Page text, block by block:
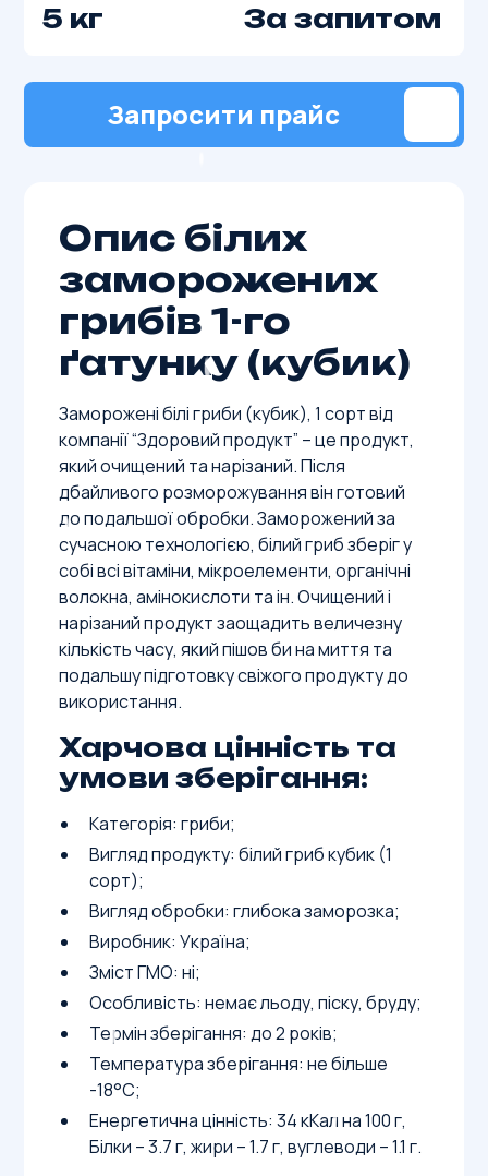
5 кг За запитом
Запросити прайс
Опис білих
заморожених
грибів 1-го
ґатунку (кубик)
Заморожені білі гриби (кубик), 1 сорт від
компанії “Здоровий продукт” – це продукт,
який очищений та нарізаний. Після
дбайливого розморожування він готовий
до подальшої обробки. Заморожений за
сучасною технологією, білий гриб зберіг у
собі всі вітаміни, мікроелементи, органічні
волокна, амінокислоти та ін. Очищений і
нарізаний продукт заощадить величезну
кількість часу, який пішов би на миття та
подальшу підготовку свіжого продукту до
використання.
Харчова цінність та
умови зберігання:
Категорія: гриби;
Вигляд продукту: білий гриб кубик (1
сорт);
Вигляд обробки: глибока заморозка;
Виробник: Україна;
Зміст ГМО: ні;
Особливість: немає льоду, піску, бруду;
Термін зберігання: до 2 років;
Температура зберігання: не більше
-18°С;
Енергетична цінність: 34 кКал на 100 г,
Білки – 3.7 г, жири – 1.7 г, вуглеводи – 1.1 г.